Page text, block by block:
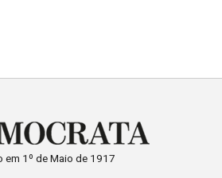
em 1º de Maio de 1917